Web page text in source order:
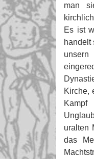
man
Es ist
handelt
Kirche,
uralten
das